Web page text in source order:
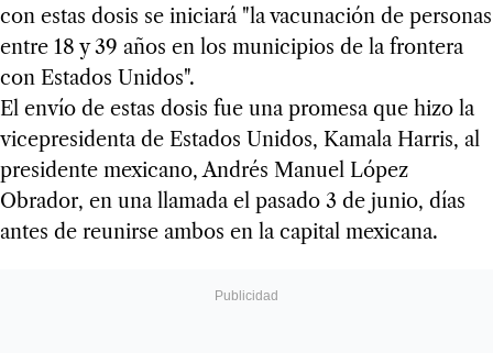
con estas dosis se iniciará "la vacunación de personas
entre 18 y 39 años en los municipios de la frontera
con Estados Unidos".
El envío de estas dosis fue una promesa que hizo la
vicepresidenta de Estados Unidos, Kamala Harris, al
presidente mexicano, Andrés Manuel López
Obrador, en una llamada el pasado 3 de junio, días
antes de reunirse ambos en la capital mexicana.